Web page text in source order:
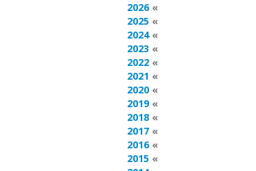
2026
2025
2024
2023
2022
2021
2020
2019
2018
2017
2016
2015